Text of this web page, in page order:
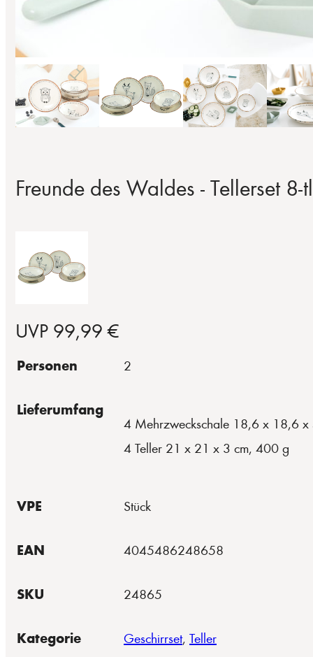
Freunde des Waldes - Tellerset 8-
UVP 99,99 €
Personen 2
Lieferumfang
4 Mehrzweckschale 18,6 x 18,6
4 Teller 21 x 21 x 3 cm, 400 g
VPE Stück
EAN 4045486248658
SKU 24865
Kategorie Geschirrset, Teller